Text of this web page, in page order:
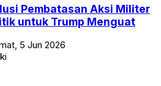
Pembatasan Aksi Militer
untuk Trump Menguat
5 Jun 2026